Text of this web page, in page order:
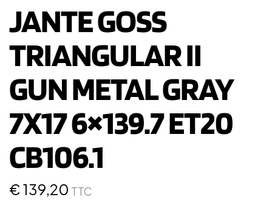
JANTE GOSS
TRIANGULAR II
GUN METAL GRAY
7X17 6×139.7 ET20
CB106.1
€ 139,20 TTC